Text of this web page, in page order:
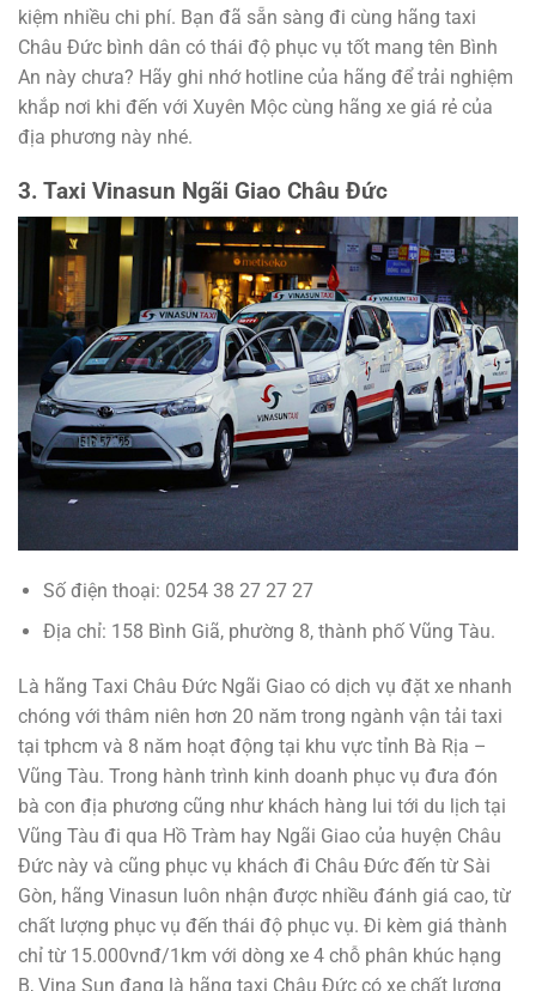
kiệm nhiều chi phí. Bạn đã sẵn sàng đi cùng hãng taxi
Châu Đức bình dân có thái độ phục vụ tốt mang tên Bình
An này chưa? Hãy ghi nhớ hotline của hãng để trải nghiệm
khắp nơi khi đến với Xuyên Mộc cùng hãng xe giá rẻ của
địa phương này nhé.
3. Taxi Vinasun Ngãi Giao Châu Đức
Số điện thoại: 0254 38 27 27 27
Địa chỉ: 158 Bình Giã, phường 8, thành phố Vũng Tàu.
Là hãng Taxi Châu Đức Ngãi Giao có dịch vụ đặt xe nhanh
chóng với thâm niên hơn 20 năm trong ngành vận tải taxi
tại tphcm và 8 năm hoạt động tại khu vực tỉnh Bà Rịa –
Vũng Tàu. Trong hành trình kinh doanh phục vụ đưa đón
bà con địa phương cũng như khách hàng lui tới du lịch tại
Vũng Tàu đi qua Hồ Tràm hay Ngãi Giao của huyện Châu
Đức này và cũng phục vụ khách đi Châu Đức đến từ Sài
Gòn, hãng Vinasun luôn nhận được nhiều đánh giá cao, từ
chất lượng phục vụ đến thái độ phục vụ. Đi kèm giá thành
chỉ từ 15.000vnđ/1km với dòng xe 4 chỗ phân khúc hạng
B, Vina Sun đang là hãng taxi Châu Đức có xe chất lượng